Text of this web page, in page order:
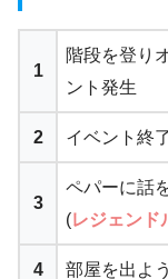
1
階段を登り
ント発生
2 イベント終
3
ペパーに話
(レジェンド
4 部屋を出よ